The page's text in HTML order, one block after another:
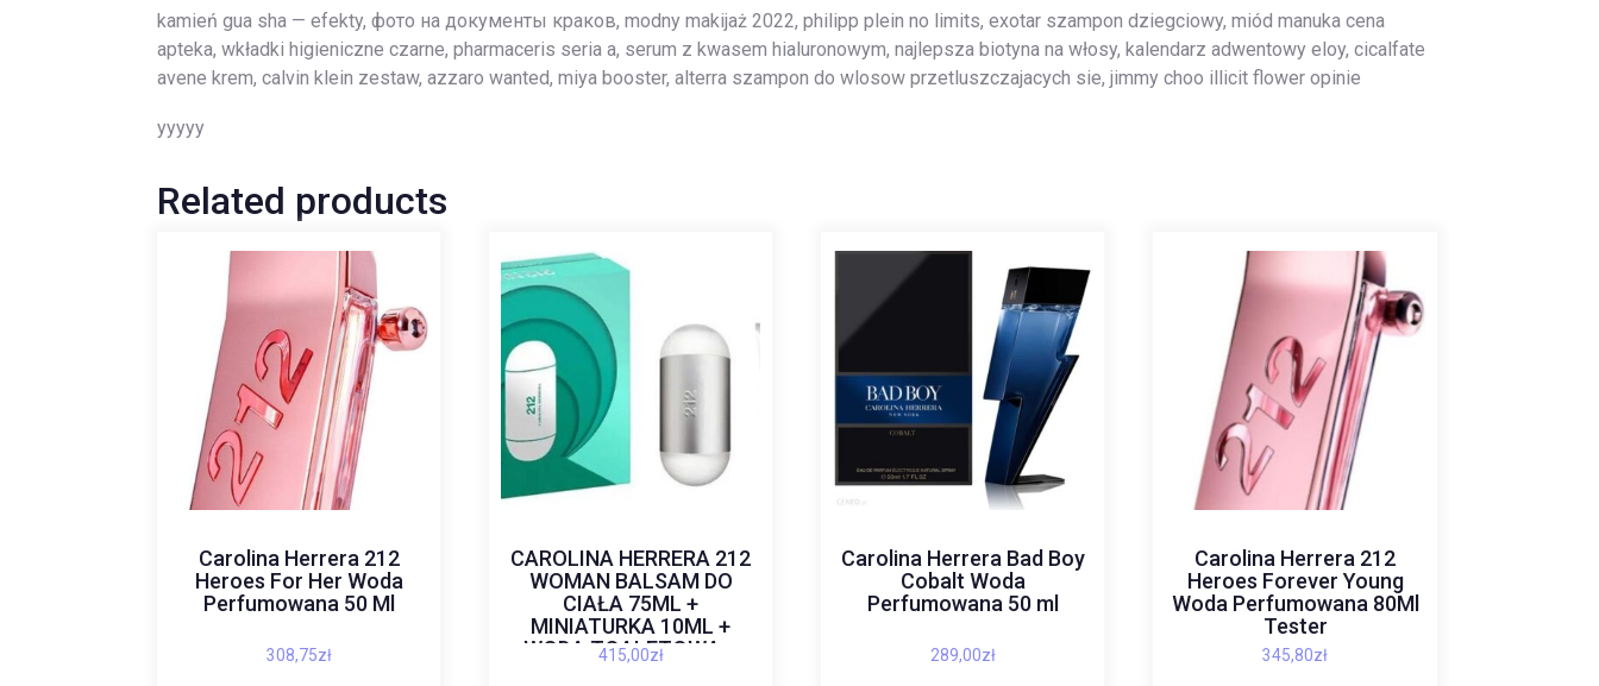
kamień gua sha — efekty, фото на документы краков, modny makijaż 2022, philipp plein no limits, exotar szampon dziegciowy, miód manuka cena
apteka, wkładki higieniczne czarne, pharmaceris seria a, serum z kwasem hialuronowym, najlepsza biotyna na włosy, kalendarz adwentowy eloy, cicalfate
avene krem, calvin klein zestaw, azzaro wanted, miya booster, alterra szampon do wlosow przetluszczajacych sie, jimmy choo illicit flower opinie
yyyyy
Related products
Carolina Herrera 212
Heroes For Her Woda
Perfumowana 50 Ml
308,75zł
CAROLINA HERRERA 212
WOMAN BALSAM DO
CIAŁA 75ML +
MINIATURKA 10ML +
WODA TOALETOWA –
100ML
415,00zł
Carolina Herrera Bad Boy
Cobalt Woda
Perfumowana 50 ml
289,00zł
Carolina Herrera 212
Heroes Forever Young
Woda Perfumowana 80Ml
Tester
345,80zł